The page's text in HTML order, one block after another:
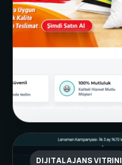
DIJITAL AJANS VITRINI